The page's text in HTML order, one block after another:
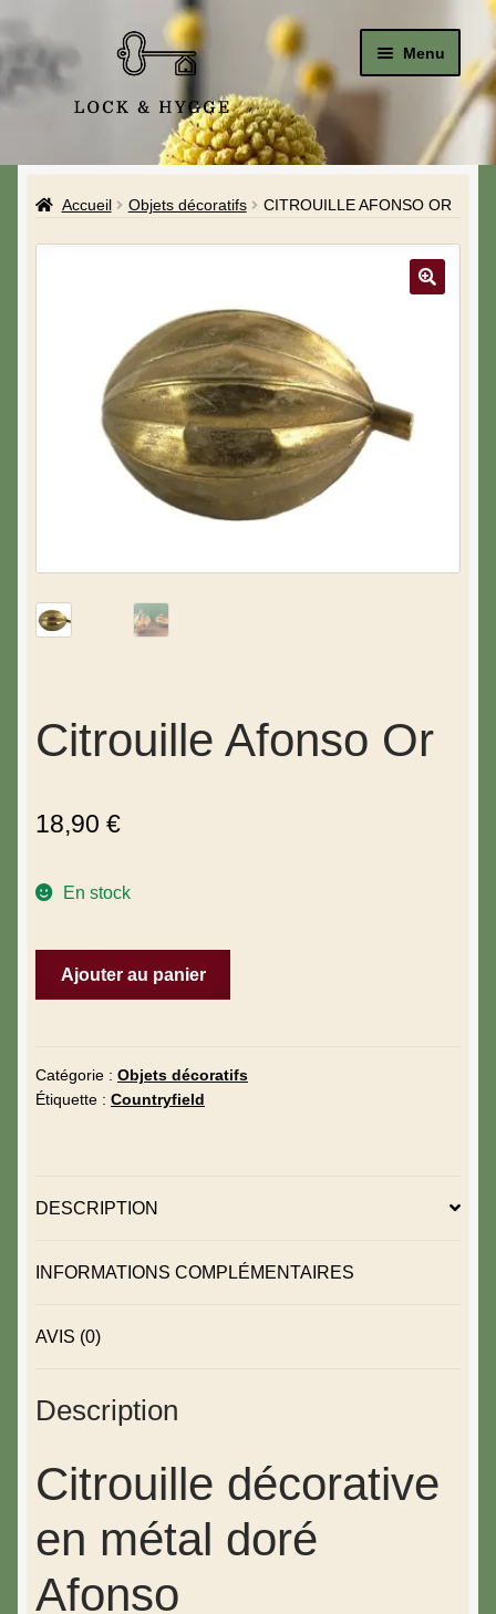
Menu
Le Studio
A propos de moi
Mon compte
Blog & Hygge
Accueil Objets décoratifs CITROUILLE AFONSO OR
Citrouille Afonso Or
18,90 €
En stock
Ajouter au panier
Catégorie : Objets décoratifs
Étiquette : Countryfield
DESCRIPTION
INFORMATIONS COMPLÉMENTAIRES
AVIS (0)
Description
Citrouille décorative
en métal doré
Afonso